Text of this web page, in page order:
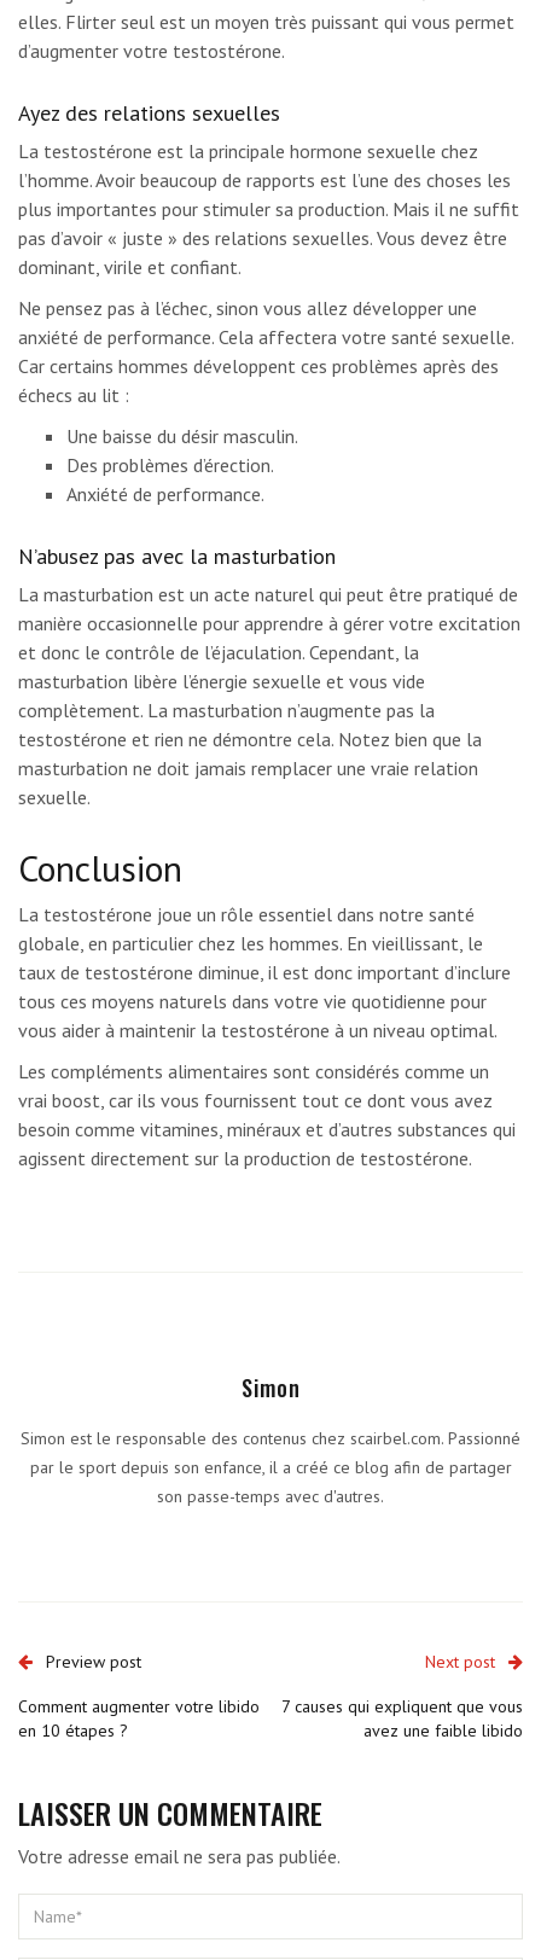
elles. Flirter seul est un moyen très puissant qui vous permet
d’augmenter votre testostérone.
Ayez des relations sexuelles
La testostérone est la principale hormone sexuelle chez
l’homme. Avoir beaucoup de rapports est l’une des choses les
plus importantes pour stimuler sa production. Mais il ne suffit
pas d’avoir « juste » des relations sexuelles. Vous devez être
dominant, virile et confiant.
Ne pensez pas à l’échec, sinon vous allez développer une
anxiété de performance. Cela affectera votre santé sexuelle.
Car certains hommes développent ces problèmes après des
échecs au lit :
Une baisse du désir masculin.
Des problèmes d’érection.
Anxiété de performance.
N’abusez pas avec la masturbation
La masturbation est un acte naturel qui peut être pratiqué de
manière occasionnelle pour apprendre à gérer votre excitation
et donc le contrôle de l’éjaculation. Cependant, la
masturbation libère l’énergie sexuelle et vous vide
complètement. La masturbation n’augmente pas la
testostérone et rien ne démontre cela. Notez bien que la
masturbation ne doit jamais remplacer une vraie relation
sexuelle.
Conclusion
La testostérone joue un rôle essentiel dans notre santé
globale, en particulier chez les hommes. En vieillissant, le
taux de testostérone diminue, il est donc important d’inclure
tous ces moyens naturels dans votre vie quotidienne pour
vous aider à maintenir la testostérone à un niveau optimal.
Les compléments alimentaires sont considérés comme un
vrai boost, car ils vous fournissent tout ce dont vous avez
besoin comme vitamines, minéraux et d’autres substances qui
agissent directement sur la production de testostérone.
Simon
Simon est le responsable des contenus chez scairbel.com. Passionné
par le sport depuis son enfance, il a créé ce blog afin de partager
son passe-temps avec d'autres.
Preview post
Comment augmenter votre libido
en 10 étapes ?
Next post
7 causes qui expliquent que vous
avez une faible libido
LAISSER UN COMMENTAIRE
Votre adresse email ne sera pas publiée.